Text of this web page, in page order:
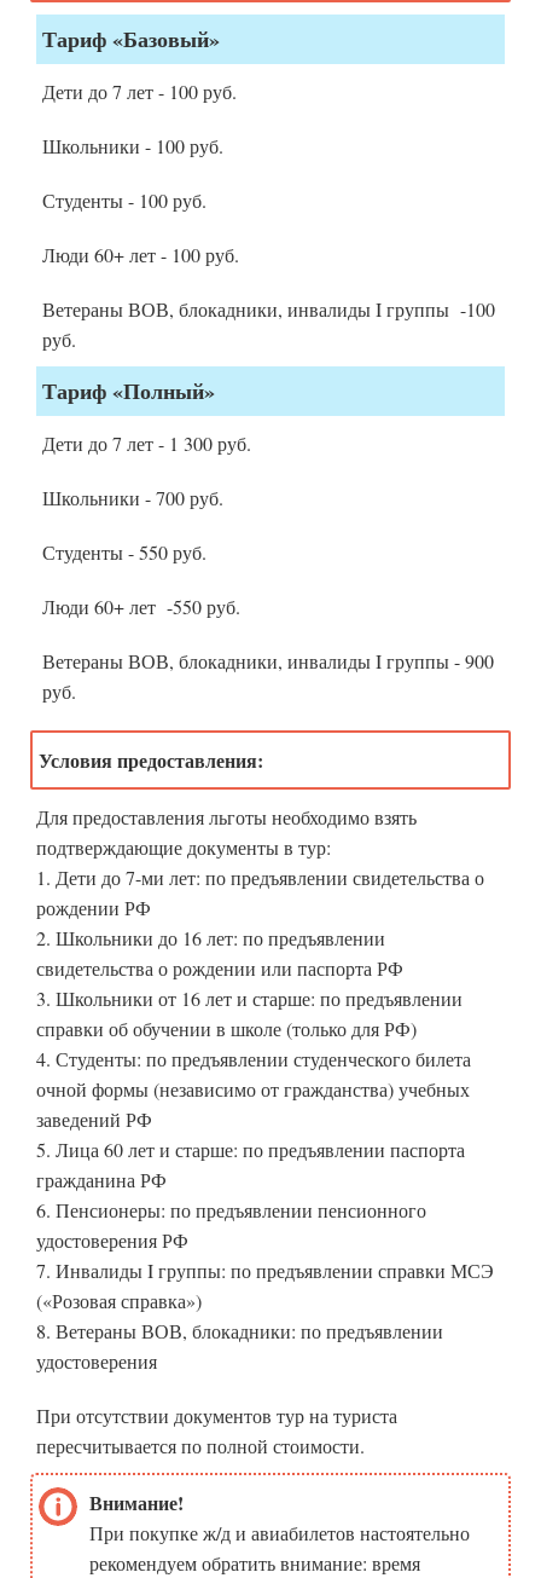
Тариф «Базовый»
Дети до 7 лет - 100 руб.
Школьники - 100 руб.
Студенты - 100 руб.
Люди 60+ лет - 100 руб.
Ветераны ВОВ, блокадники, инвалиды I группы -100
руб.
Тариф «Полный»
Дети до 7 лет - 1 300 руб.
Школьники - 700 руб.
Студенты - 550 руб.
Люди 60+ лет -550 руб.
Ветераны ВОВ, блокадники, инвалиды I группы - 900
руб.
Условия предоставления:
Для предоставления льготы необходимо взять
подтверждающие документы в тур:
1. Дети до 7-ми лет: по предъявлении свидетельства о
рождении РФ
2. Школьники до 16 лет: по предъявлении
свидетельства о рождении или паспорта РФ
3. Школьники от 16 лет и старше: по предъявлении
справки об обучении в школе (только для РФ)
4. Студенты: по предъявлении студенческого билета
очной формы (независимо от гражданства) учебных
заведений РФ
5. Лица 60 лет и старше: по предъявлении паспорта
гражданина РФ
6. Пенсионеры: по предъявлении пенсионного
удостоверения РФ
7. Инвалиды I группы: по предъявлении справки МСЭ
(«Розовая справка»)
8. Ветераны ВОВ, блокадники: по предъявлении
удостоверения
При отсутствии документов тур на туриста
пересчитывается по полной стоимости.
Внимание!
При покупке ж/д и авиабилетов настоятельно
рекомендуем обратить внимание: время